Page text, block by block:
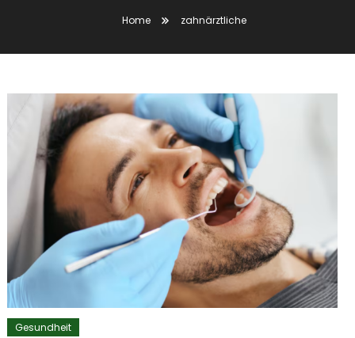
Home zahnärztliche
Gesundheit